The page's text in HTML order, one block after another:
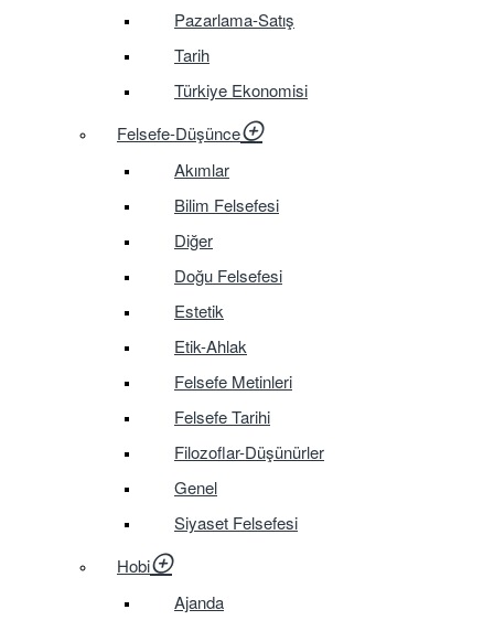
Pazarlama-Satış
Tarih
Türkiye Ekonomisi
Felsefe-Düşünce
Akımlar
Bilim Felsefesi
Diğer
Doğu Felsefesi
Estetik
Etik-Ahlak
Felsefe Metinleri
Felsefe Tarihi
Filozoflar-Düşünürler
Genel
Siyaset Felsefesi
Hobi
Ajanda